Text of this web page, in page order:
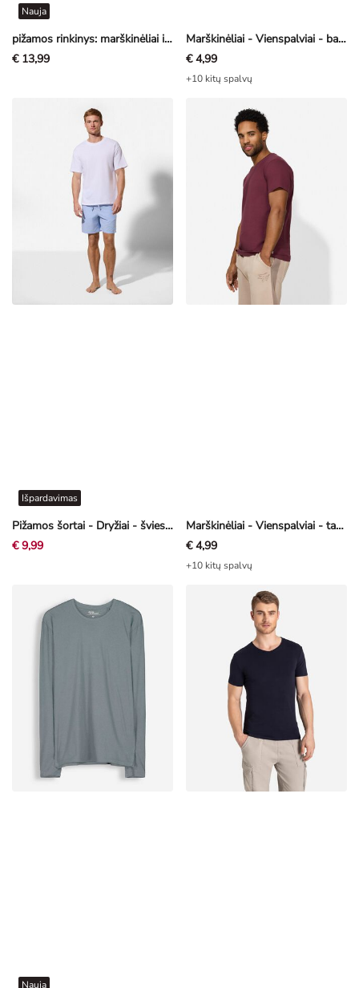
pižamos rinkinys: marškinėliai ir kelnės - Šuniukai Patruliai - tamsi turkio
Nauja
€ 13,99
Marškinėliai - Vienspalviai - baltas
€ 4,99
+10 kitų spalvų
Pižamos šortai - Dryžiai - šviesiai mėlyna
Išpardavimas
€ 9,99
Marškinėliai - Vienspalviai - tamsiai raudona
€ 4,99
+10 kitų spalvų
Nauja